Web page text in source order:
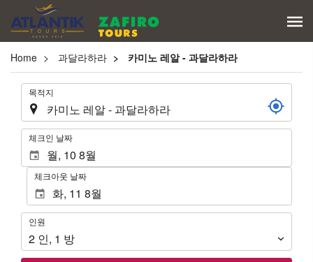
Home 과달라하라 카미노 레알 - 과달라하라
. 목적지
. 체크인 날짜
체크아웃 날짜
인
원
인원
2 인, 1 방